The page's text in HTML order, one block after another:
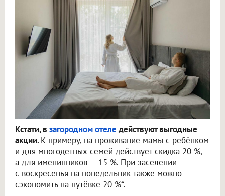
Кстати, в загородном отеле действуют выгодные
акции.К примеру, на проживание мамы с ребёнком
и для многодетных семей действует скидка 20 %,
а для именинников — 15 %. При заселении
с воскресенья на понедельник также можно
сэкономить на путёвке 20 %*.